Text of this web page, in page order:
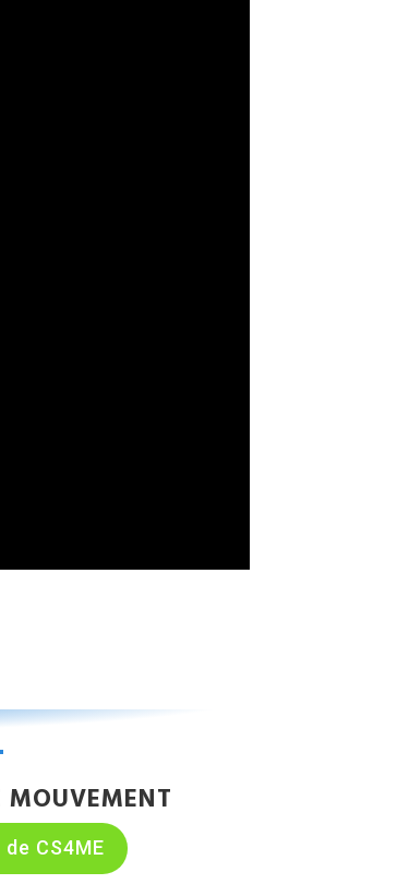
MOUVEMENT
CS4ME